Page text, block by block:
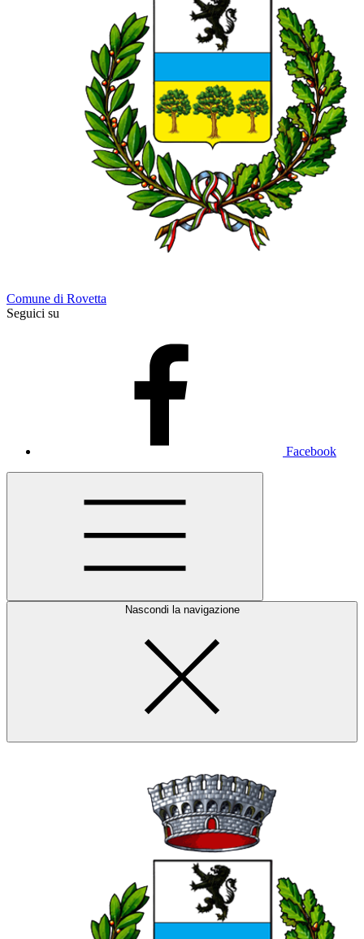
Comune di Rovetta
Seguici su
Facebook
Nascondi la navigazione